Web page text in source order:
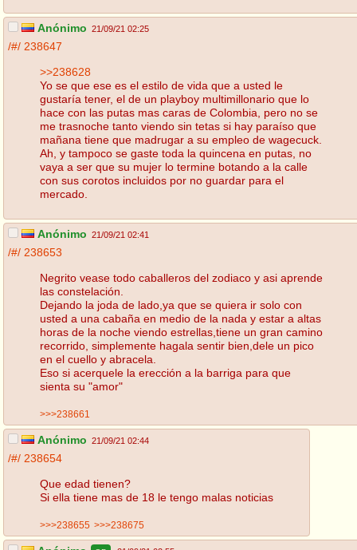
Anónimo 21/09/21 02:25
/#/ 238647
>>238628
Yo se que ese es el estilo de vida que a usted le
gustaría tener, el de un playboy multimillonario que lo
hace con las putas mas caras de Colombia, pero no se
me trasnoche tanto viendo sin tetas si hay paraíso que
mañana tiene que madrugar a su empleo de wagecuck.
Ah, y tampoco se gaste toda la quincena en putas, no
vaya a ser que su mujer lo termine botando a la calle
con sus corotos incluidos por no guardar para el
mercado.
Anónimo 21/09/21 02:41
/#/ 238653
Negrito vease todo caballeros del zodiaco y asi aprende
las constelación.
Dejando la joda de lado,ya que se quiera ir solo con
usted a una cabaña en medio de la nada y estar a altas
horas de la noche viendo estrellas,tiene un gran camino
recorrido, simplemente hagala sentir bien,dele un pico
en el cuello y abracela.
Eso si acerquele la erección a la barriga para que
sienta su "amor"
>>>238661
Anónimo 21/09/21 02:44
/#/ 238654
Que edad tienen?
Si ella tiene mas de 18 le tengo malas noticias
>>>238655 >>>238675